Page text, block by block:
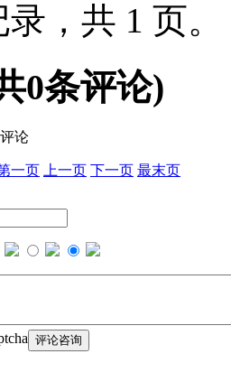
录，共 1 页。
0条评论)
论
一页 上一页 下一页 最末页